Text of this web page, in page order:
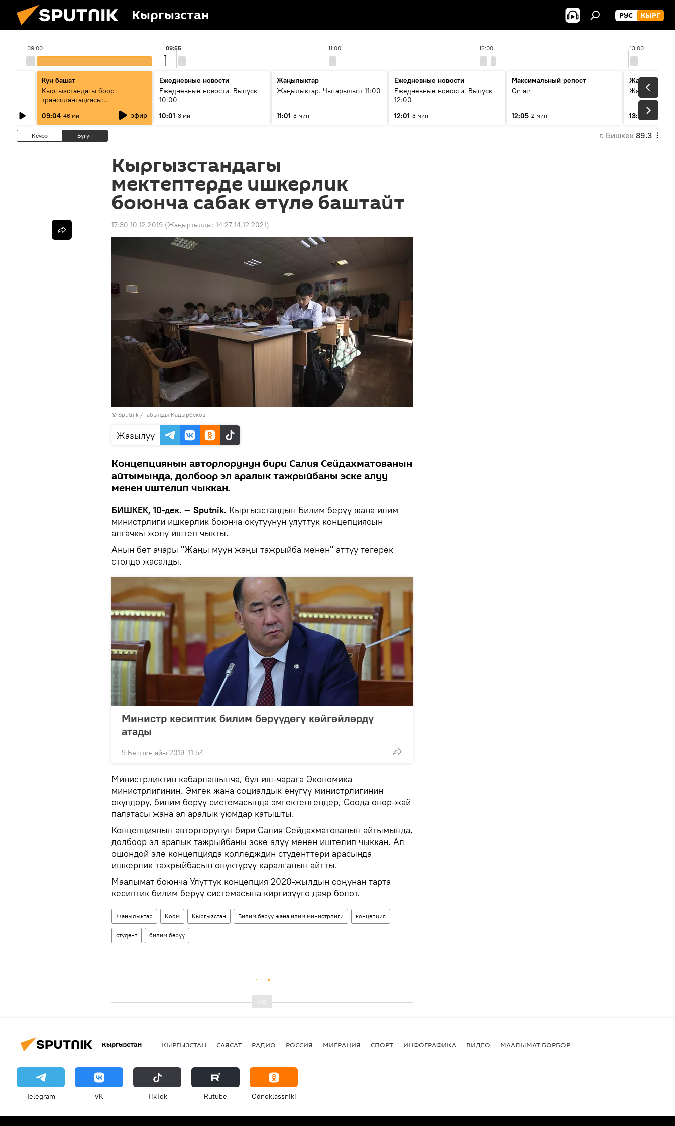
Кыргызстан РУС КЫРГ
09:00 11:00 12:00 13:00
09:55
Күн башат
Кыргызстандагы боор
трансплантациясы:
жетишкендиктер жана өнүгүү
келечеги
09:04 46 мин эфир
Ежедневные новости
Ежедневные новости. Выпуск
10:00
10:01 3 мин
Жаңылыктар
Жаңылыктар. Чыгарылыш 11:00
11:01 3 мин
Ежедневные новости
Ежедневные новости. Выпуск
12:00
12:01 3 мин
Максимальный репост
On air
12:05 2 мин
Жаңылыктар
13:01 3 мин
Кечээ Бүгүн г. Бишкек 89.3
Кыргызстандагы
мектептерде ишкерлик
боюнча сабак өтүлө баштайт
17:30 10.12.2019 (Жаңыртылды: 14:27 14.12.2021)
© Sputnik / Табылды Кадырбеков
Жазылуу
Концепциянын авторлорунун бири Салия Сейдахматованын
айтымында, долбоор эл аралык тажрыйбаны эске алуу
менен иштелип чыккан.
БИШКЕК, 10-дек. — Sputnik. Кыргызстандын Билим берүү жана илим
министрлиги ишкерлик боюнча окутуунун улуттук концепциясын
алгачкы жолу иштеп чыкты.
Анын бет ачары "Жаңы муун жаңы тажрыйба менен" аттуу тегерек
столдо жасалды.
Министр кесиптик билим берүүдөгү көйгөйлөрдү
атады
9 Бештин айы 2019, 11:54
Министрликтин кабарлашынча, бул иш-чарага Экономика
министрлигинин, Эмгек жана социалдык өнүгүү министрлигинин
өкүлдөрү, билим берүү системасында эмгектенгендер, Соода өнөр-жай
палатасы жана эл аралык уюмдар катышты.
Концепциянын авторлорунун бири Салия Сейдахматованын айтымында,
долбоор эл аралык тажрыйбаны эске алуу менен иштелип чыккан. Ал
ошондой эле концепцияда колледждин студенттери арасында
ишкерлик тажрыйбасын өнүктүрүү каралганын айтты.
Маалымат боюнча Улуттук концепция 2020-жылдын соңунан тарта
кесиптик билим берүү системасына киргизүүгө даяр болот.
Жаңылыктар Коом Кыргызстан Билим берүү жана илим министрлиги концепция
студент билим берүү
Кыргызстан КЫРГЫЗСТАН САЯСАТ РАДИО РОССИЯ МИГРАЦИЯ СПОРТ ИНФОГРАФИКА ВИДЕО МААЛЫМАТ БОРБОР
Telegram VK ТikТоk Rutube Odnoklassniki